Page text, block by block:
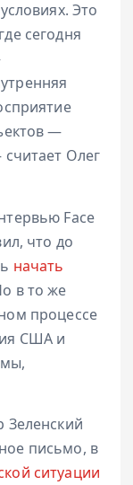
Это
сегодня
—
Олег
Face
что до
начать
в то же
процессе
США и
Зеленский
письмо, в
ситуации